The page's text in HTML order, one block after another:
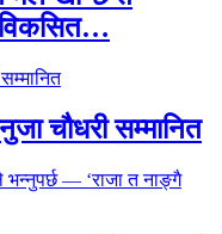
विकसित…
चौधरी सम्मानित